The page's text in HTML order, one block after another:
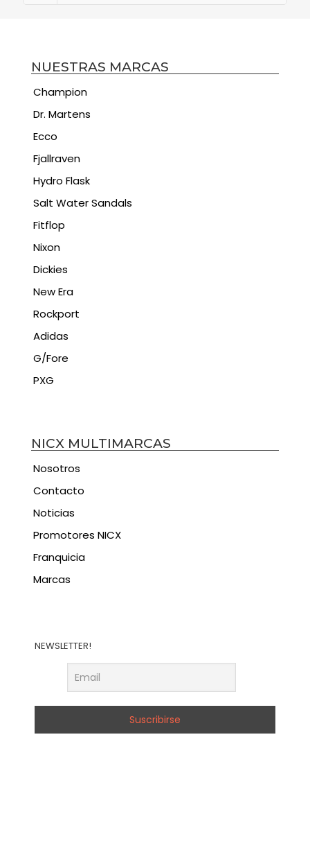
NUESTRAS MARCAS
Champion
Dr. Martens
Ecco
Fjallraven
Hydro Flask
Salt Water Sandals
Fitflop
Nixon
Dickies
New Era
Rockport
Adidas
G/Fore
PXG
NICX MULTIMARCAS
Nosotros
Contacto
Noticias
Promotores NICX
Franquicia
Marcas
NEWSLETTER!